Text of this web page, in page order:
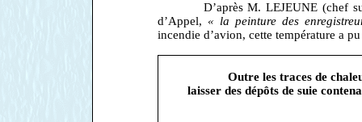
D’après M. LEJEUNE (chef
d’Appel,« la peinture des
incendie d’avion, cette température a
Outre les traces de
laisser des dépôts de suie